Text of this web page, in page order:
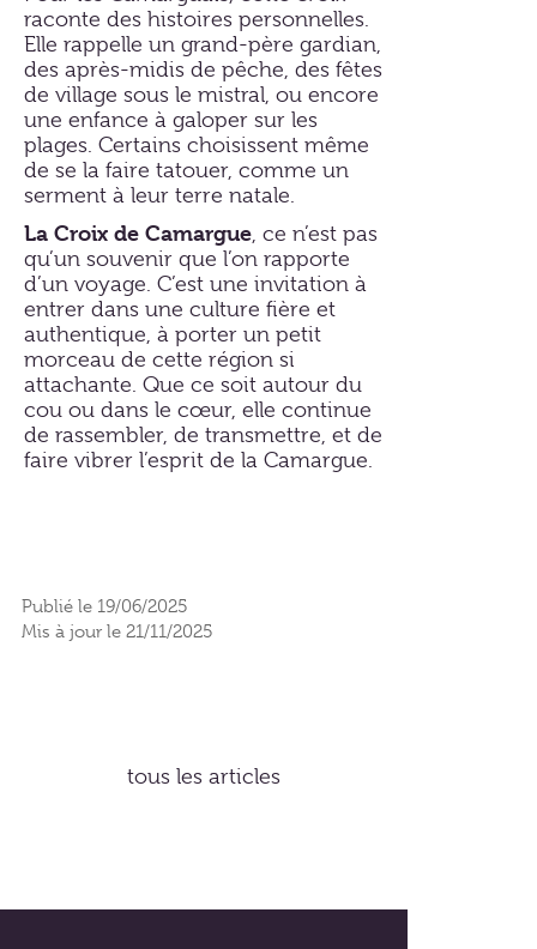
raconte des histoires personnelles.
Elle rappelle un grand-père gardian,
des après-midis de pêche, des fêtes
de village sous le mistral, ou encore
une enfance à galoper sur les
plages. Certains choisissent même
de se la faire tatouer, comme un
serment à leur terre natale.
La Croix de Camargue, ce n’est pas
qu’un souvenir que l’on rapporte
d’un voyage. C’est une invitation à
entrer dans une culture fière et
authentique, à porter un petit
morceau de cette région si
attachante. Que ce soit autour du
cou ou dans le cœur, elle continue
de rassembler, de transmettre, et de
faire vibrer l’esprit de la Camargue.
Publié le 19/06/2025
Mis à jour le 21/11/2025
tous les articles